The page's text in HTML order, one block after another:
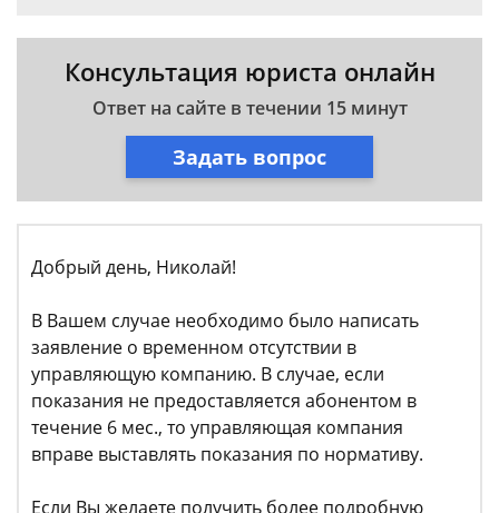
Консультация юриста онлайн
Ответ на сайте в течении 15 минут
Задать вопрос
Добрый день, Николай!
В Вашем случае необходимо было написать
заявление о временном отсутствии в
управляющую компанию. В случае, если
показания не предоставляется абонентом в
течение 6 мес., то управляющая компания
вправе выставлять показания по нормативу.
Если Вы желаете получить более подробную